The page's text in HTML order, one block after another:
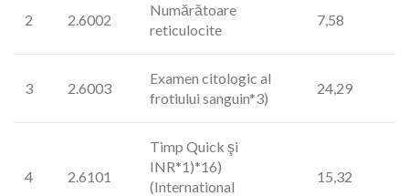
2 2.6002
Numărătoare
reticulocite
7,58
3 2.6003
Examen citologic al
frotiului sanguin*3)
24,29
4 2.6101
Timp Quick şi
INR*1)*16)
(International
15,32